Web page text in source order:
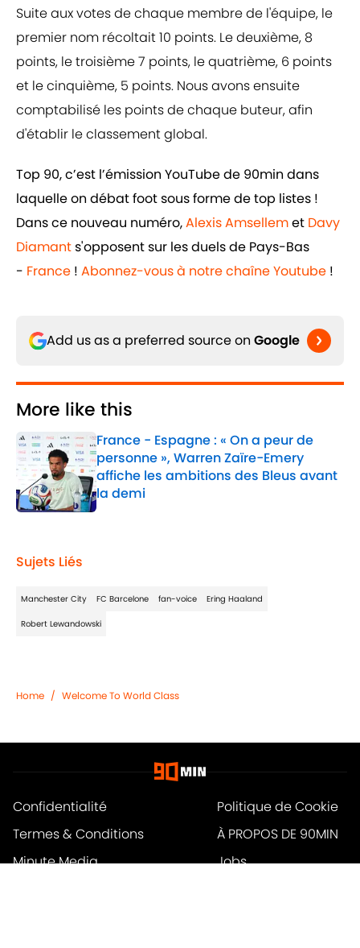
Suite aux votes de chaque membre de l'équipe, le
premier nom récoltait 10 points. Le deuxième, 8
points, le troisième 7 points, le quatrième, 6 points
et le cinquième, 5 points. Nous avons ensuite
comptabilisé les points de chaque buteur, afin
d'établir le classement global.
Top 90, c’est l’émission YouTube de 90min dans
laquelle on débat foot sous forme de top listes !
Dans ce nouveau numéro,Alexis Amsellemet Davy
Diamants'opposent sur les duels de Pays-Bas
- France ! Abonnez-vous à notre chaîne Youtube !
Add us as a preferred source on Google
More like this
France - Espagne : « On a peur de
personne », Warren Zaïre-Emery
affiche les ambitions des Bleus avant
la demi
Published by on Invalid Date
Sujets Liés
Manchester City FC Barcelone fan-voice Ering Haaland
Robert Lewandowski
Home / Welcome To World Class
Confidentialité
Politique de Cookie
Termes & Conditions
À PROPOS DE 90MIN
Minute Media
Jobs